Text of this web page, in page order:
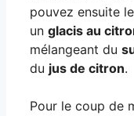
pouvez ensuite
un glacis au
mélangeant du
du jus de citron.
Pour le coup de